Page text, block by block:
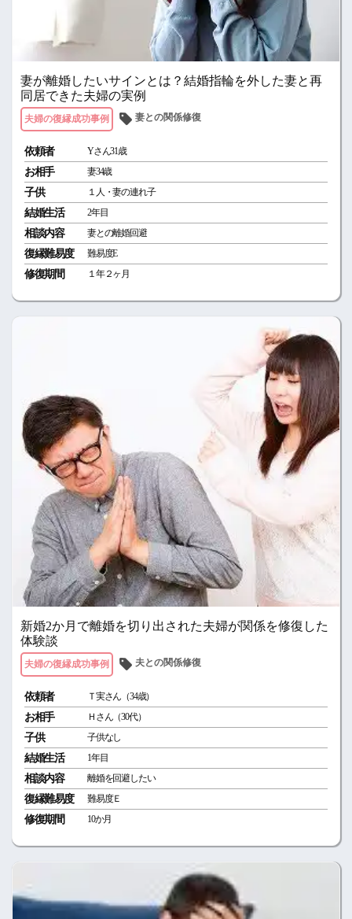
妻が離婚したいサインとは？結婚指輪を外した妻と再
同居できた夫婦の実例
夫婦の復縁成功事例 妻との関係修復
依頼者 Yさん31歳
お相手 妻34歳
子供 １人・妻の連れ子
結婚生活 2年目
相談内容 妻との離婚回避
復縁難易度 難易度E
修復期間 １年２ヶ月
新婚2か月で離婚を切り出された夫婦が関係を修復した
体験談
夫婦の復縁成功事例 夫との関係修復
依頼者 Ｔ実さん（34歳）
お相手 Ｈさん（30代）
子供 子供なし
結婚生活 1年目
相談内容 離婚を回避したい
復縁難易度 難易度Ｅ
修復期間 10か月